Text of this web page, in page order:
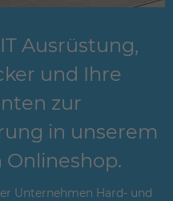
Ausrüstung,
und Ihre
zur
in unserem
Onlineshop.
Unternehmen Hard- und